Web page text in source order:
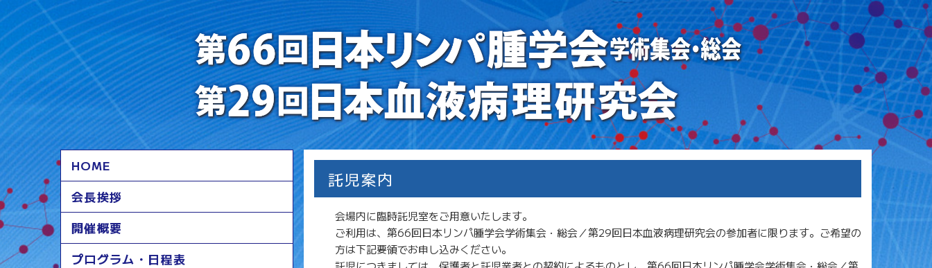
HOME
会長挨拶
開催概要
プログラム・日程表
託児案内
会場内に臨時託児室をご用意いたします。
ご利用は、第66回日本リンパ腫学会学術集会・総会／第29回日本血液病理研究会の参加者に限ります。ご希望の
方は下記要領でお申し込みください。